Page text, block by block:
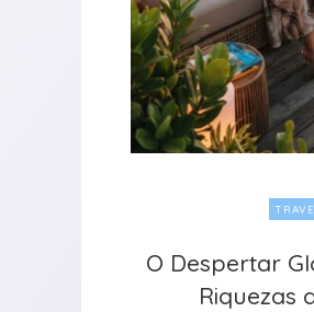
O Despertar
Riquezas
O Despertar
Riquezas